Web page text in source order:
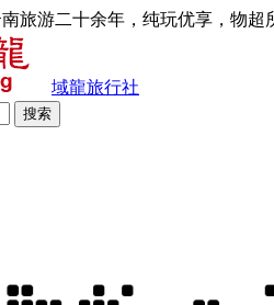
旅游二十余年，纯玩优享，物超
域龍旅行社
搜索